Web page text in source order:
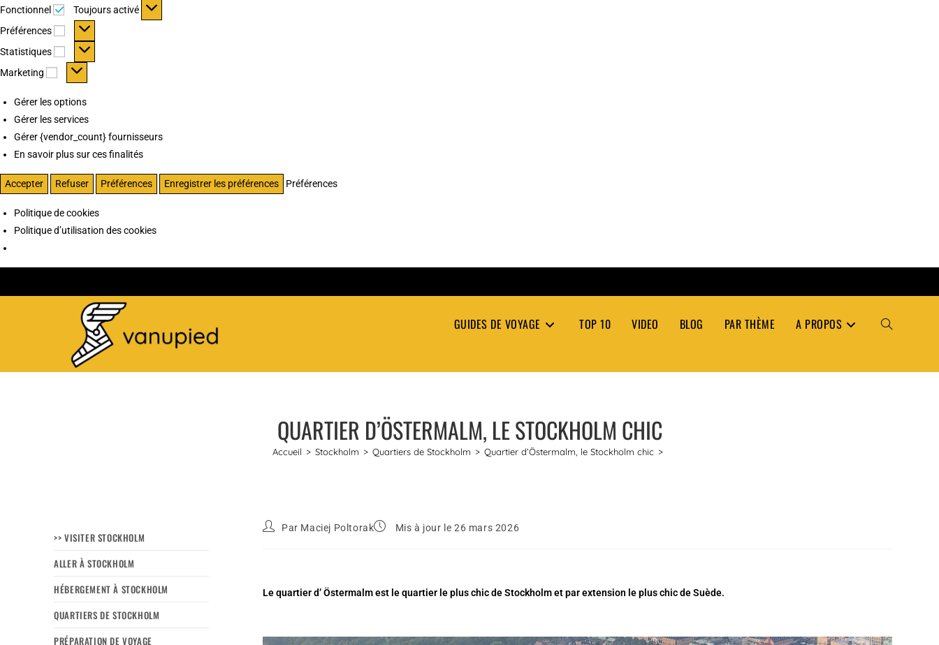
Fonctionnel Fonctionnel
Toujours activé
Préférences
Préférences
Statistiques Statistiques
Marketing Marketing
Gérer les options
Gérer les services
Gérer {vendor_count} fournisseurs
En savoir plus sur ces finalités
Accepter Refuser Préférences Enregistrer les préférences Préférences
Politique de cookies
Politique d’utilisation des cookies
GUIDES DE VOYAGE TOP 10 VIDEO BLOG PAR THÈME A PROPOS TOGGLE
QUARTIER D’ÖSTERMALM, LE STOCKHOLM CHIC
Accueil > Stockholm > Quartiers de Stockholm > Quartier d’Östermalm, le Stockholm chic >
>> VISITER STOCKHOLM
ALLER À STOCKHOLM
HÉBERGEMENT À STOCKHOLM
QUARTIERS DE STOCKHOLM
PRÉPARATION DE VOYAGE
Par Maciej Poltorak Mis à jour le 26 mars 2026
Le quartier d’ Östermalm est le quartier le plus chic de Stockholm et par extension le plus chic de Suède.